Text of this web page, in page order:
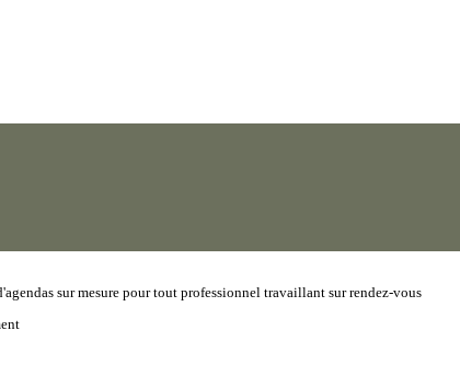
sur mesure pour tout professionnel travaillant sur rendez-vous